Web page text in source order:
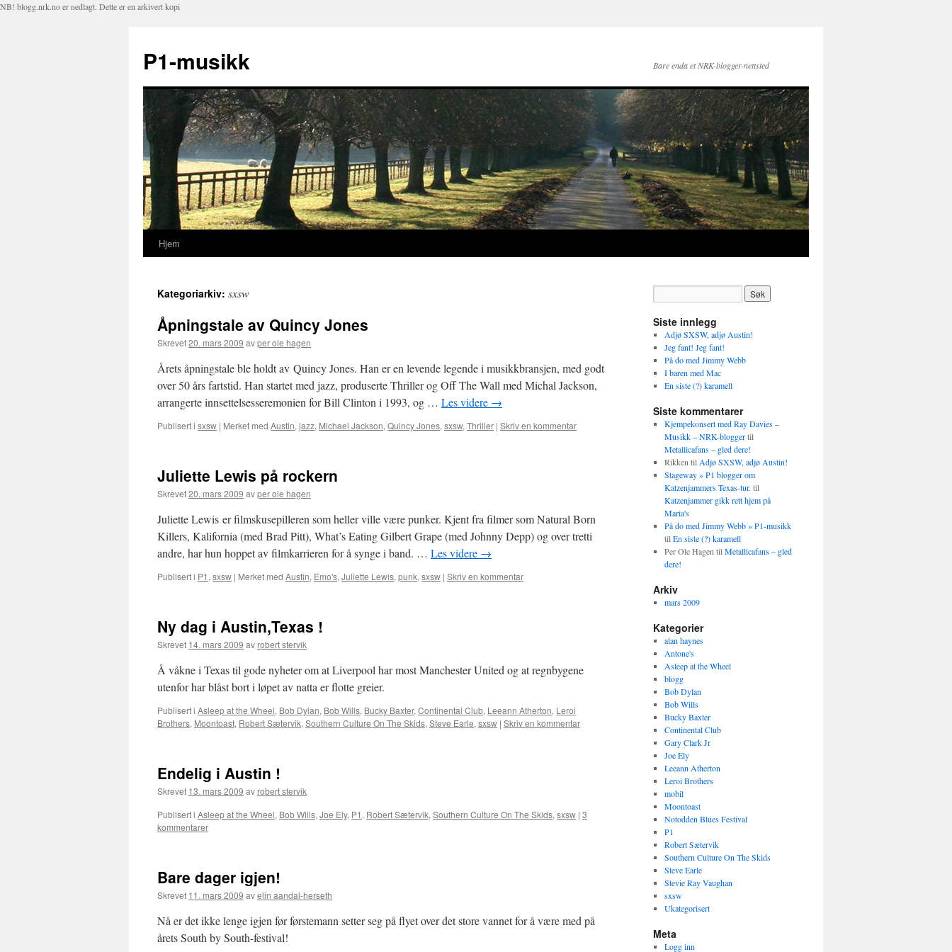
NB! blogg.nrk.no er nedlagt. Dette er en arkivert kopi
P1-musikk Bare enda et NRK-blogger-nettsted
Hopp
innhold
Hjem
Kategoriarkiv: sxsw
Åpningstale av Quincy Jones
Skrevet20. mars 2009 avper ole hagen
Årets åpningstale ble holdt av Quincy Jones. Han er en levende legende i musikkbransjen, med godt
over 50 års fartstid. Han startet med jazz, produserte Thriller og Off The Wall med Michal Jackson,
arrangerte innsettelsesseremonien for Bill Clinton i 1993, og … Les videre →
Publisert i sxsw | Merket med Austin, jazz, Michael Jackson, Quincy Jones, sxsw, Thriller | Skriv en kommentar
Juliette Lewis på rockern
Skrevet20. mars 2009 avper ole hagen
Juliette Lewis er filmskusepilleren som heller ville være punker. Kjent fra filmer som Natural Born
Killers, Kalifornia (med Brad Pitt), What’s Eating Gilbert Grape (med Johnny Depp) og over tretti
andre, har hun hoppet av filmkarrieren for å synge i band. … Les videre →
Publisert i P1 , sxsw | Merket med Austin, Emo's, Juliette Lewis, punk, sxsw | Skriv en kommentar
Ny dag i Austin,Texas !
Skrevet 14. mars 2009 av robert stervik
Å våkne i Texas til gode nyheter om at Liverpool har most Manchester United og at regnbygene
utenfor har blåst bort i løpet av natta er flotte greier.
Publisert i Asleep at the Wheel, Bob Dylan, Bob Wills, Bucky Baxter, Continental Club, Leeann Atherton, Leroi
Brothers, Moontoast, Robert Sætervik, Southern Culture On The Skids, Steve Earle, sxsw | Skriv en kommentar
Endelig i Austin !
Skrevet 13. mars 2009 av robert stervik
Publisert i Asleep at the Wheel, Bob Wills, Joe Ely, P1 , Robert Sætervik, Southern Culture On The Skids, sxsw | 3
kommentarer
Bare dager igjen!
Skrevet 11. mars 2009 avelin aandal-herseth
Nå er det ikke lenge igjen før førstemann setter seg på flyet over det store vannet for å være med på
årets South by South-festival!
Siste innlegg
Adjø SXSW, adjø Austin!
Jeg fant! Jeg fant!
På do med Jimmy Webb
I baren med Mac
En siste (?) karamell
Siste kommentarer
Kjempekonsert med Ray Davies –
Musikk – NRK-bloggertil
Metallicafans – gled dere!
Rikken til Adjø SXSW, adjø Austin!
Stageway » P1 blogger om
Katzenjammers Texas-tur. til
Katzenjammer gikk rett hjem på
Maria's
På do med Jimmy Webb » P1-musikk
tilEn siste (?) karamell
Per Ole Hagen tilMetallicafans – gled
dere!
Arkiv
mars 2009
Kategorier
alan haynes
Antone's
Asleep at the Wheel
blogg
Bob Dylan
Bob Wills
Bucky Baxter
Continental Club
Gary Clark Jr
Joe Ely
Leeann Atherton
Leroi Brothers
mobil
Moontoast
Notodden Blues Festival
P1
Robert Sætervik
Southern Culture On The Skids
Steve Earle
Stevie Ray Vaughan
sxsw
Ukategorisert
Meta
Logg inn